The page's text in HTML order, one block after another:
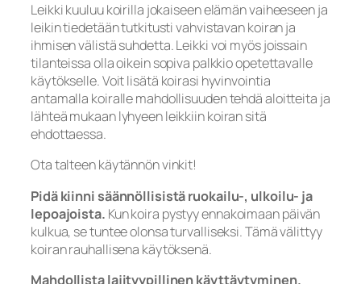
Leikki kuuluu koirilla jokaiseen elämän vaiheeseen ja
leikin tiedetään tutkitusti vahvistavan koiran ja
ihmisen välistä suhdetta. Leikki voi myös joissain
tilanteissa olla oikein sopiva palkkio opetettavalle
käytökselle. Voit lisätä koirasi hyvinvointia
antamalla koiralle mahdollisuuden tehdä aloitteita ja
lähteä mukaan lyhyeen leikkiin koiran sitä
ehdottaessa.
Ota talteen käytännön vinkit!
Pidä kiinni säännöllisistä ruokailu-, ulkoilu- ja
lepoajoista. Kun koira pystyy ennakoimaan päivän
kulkua, se tuntee olonsa turvalliseksi. Tämä välittyy
koiran rauhallisena käytöksenä.
Mahdollista lajityypillinen käyttäytyminen.